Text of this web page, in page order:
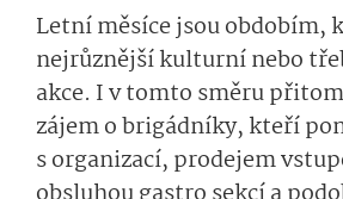
Letní měsíce jsou obdobím,
nejrůznější kulturní nebo
akce. I v tomto směru
zájem o brigádníky, kteří
s organizací, prodejem